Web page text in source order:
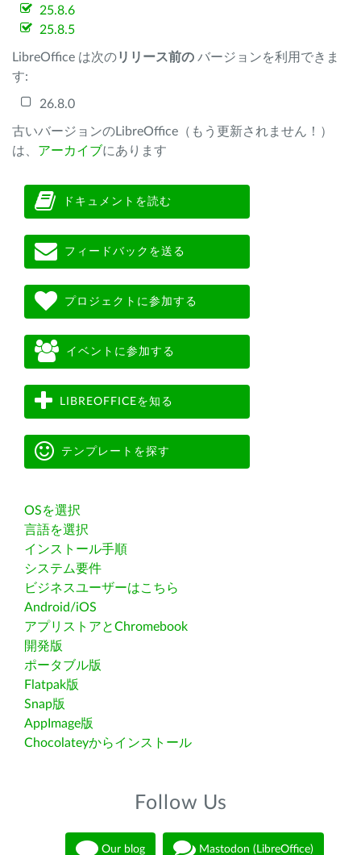
25.8.6
25.8.5
LibreOffice は次のリリース前の バージョンを利用できま
す:
26.8.0
古いバージョンのLibreOffice（もう更新されません！）
は、 アーカイブにあります
ドキュメントを読む
フィードバックを送る
プロジェクトに参加する
イベントに参加する
LIBREOFFICEを知る
テンプレートを探す
OSを選択
言語を選択
インストール手順
システム要件
ビジネスユーザーはこちら
Android/iOS
アプリストアとChromebook
開発版
ポータブル版
Flatpak版
Snap版
AppImage版
Chocolateyからインストール
Follow Us
Our blog Mastodon (LibreOffice)